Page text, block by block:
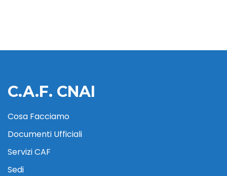
C.A.F. CNAI
Cosa Facciamo
Documenti Ufficiali
Servizi CAF
Sedi